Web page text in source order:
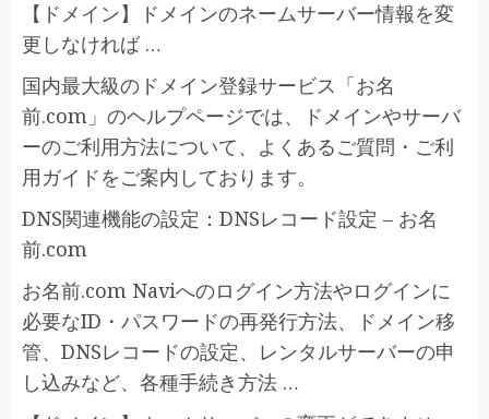
【ドメイン】ドメインのネームサーバー情報を変
更しなければ …
国内最大級のドメイン登録サービス「お名
前.com」のヘルプページでは、ドメインやサーバ
ーのご利用方法について、よくあるご質問・ご利
用ガイドをご案内しております。
DNS関連機能の設定：DNSレコード設定 – お名
前.com
お名前.com Naviへのログイン方法やログインに
必要なID・パスワードの再発行方法、ドメイン移
管、DNSレコードの設定、レンタルサーバーの申
し込みなど、各種手続き方法 …